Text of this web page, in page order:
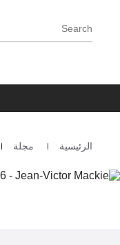
Search
Homepage الرئيسية مجلة